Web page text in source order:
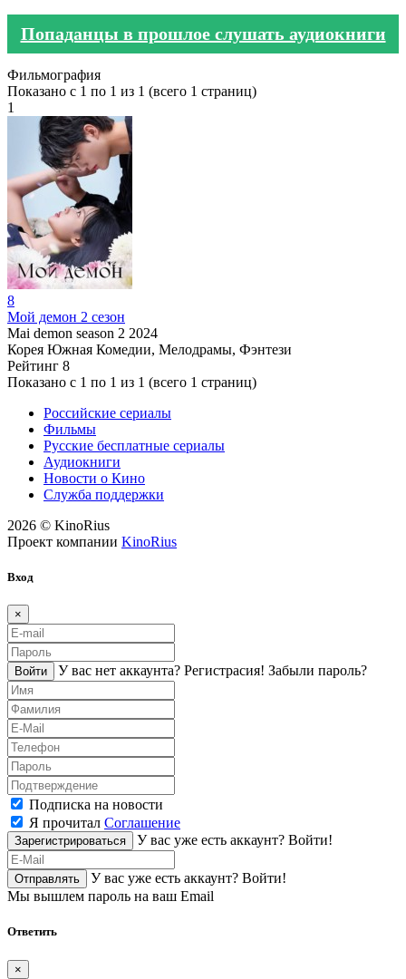
Попаданцы в прошлое слушать аудиокниги
Фильмография
Показано с 1 по 1 из 1 (всего 1 страниц)
1
8
Мой демон 2 сезон
Mai demon season 2 2024
Корея Южная Комедии, Мелодрамы, Фэнтези
Рейтинг 8
Показано с 1 по 1 из 1 (всего 1 страниц)
Российские сериалы
Фильмы
Русские бесплатные сериалы
Аудиокниги
Новости о Кино
Служба поддержки
2026 © KinoRius
Проект компании KinoRius
Вход
×
Войти У вас нет аккаунта? Регистраcия! Забыли пароль?
Подписка на новости
Я прочитал Соглашение
Зарегистрироваться У вас уже есть аккаунт? Войти!
Отправлять У вас уже есть аккаунт? Войти!
Мы вышлем пароль на ваш Email
Ответить
×